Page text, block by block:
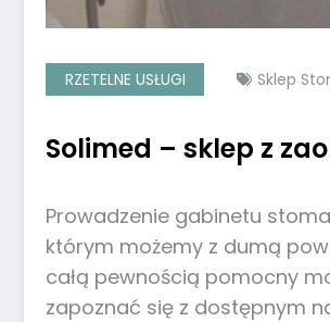
RZETELNE USŁUGI Sklep
Solimed – sklep z
Prowadzenie gabinetu
którym możemy z dumą
całą pewnością pomocny
zapoznać się z dostępnym